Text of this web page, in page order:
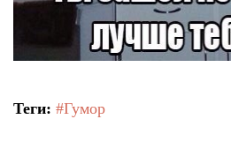
Теги: #Гумор